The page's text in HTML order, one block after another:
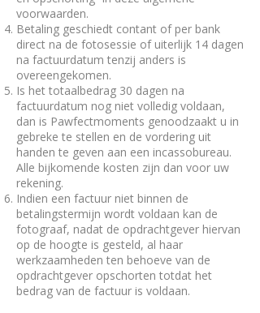
voorwaarden.
Betaling geschiedt contant of per bank
direct na de fotosessie of uiterlijk 14 dagen
na factuurdatum tenzij anders is
overeengekomen.
Is het totaalbedrag 30 dagen na
factuurdatum nog niet volledig voldaan,
dan is Pawfectmoments genoodzaakt u in
gebreke te stellen en de vordering uit
handen te geven aan een incassobureau.
Alle bijkomende kosten zijn dan voor uw
rekening.
Indien een factuur niet binnen de
betalingstermijn wordt voldaan kan de
fotograaf, nadat de opdrachtgever hiervan
op de hoogte is gesteld, al haar
werkzaamheden ten behoeve van de
opdrachtgever opschorten totdat het
bedrag van de factuur is voldaan.